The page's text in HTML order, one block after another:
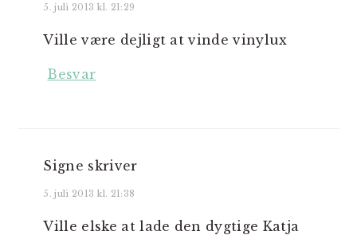
5. juli 2013 kl. 21:29
Ville være dejligt at vinde vinylux
Besvar
Signe skriver
5. juli 2013 kl. 21:38
Ville elske at lade den dygtige Katja